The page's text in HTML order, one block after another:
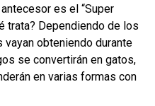
es el “Super
trata? Dependiendo de los
obteniendo durante
se convertirán en gatos,
en varias formas con